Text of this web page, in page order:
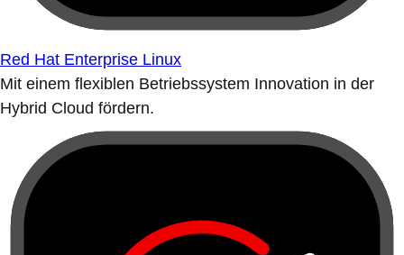
Red Hat Enterprise Linux
Mit einem flexiblen Betriebssystem Innovation in der
Hybrid Cloud fördern.